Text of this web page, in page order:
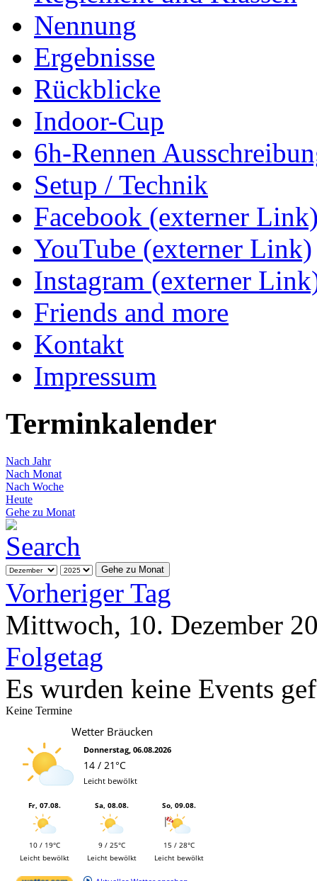
Nennung
Ergebnisse
Rückblicke
Indoor-Cup
6h-Rennen
Setup / Technik
Facebook (externer
YouTube (externer Link)
Instagram (externer
Friends and more
Kontakt
Impressum
Terminkalender
Nach Jahr
Nach Monat
Nach Woche
Heute
Gehe zu Monat
Gehe zu Monat
Vorheriger Tag
Mittwoch, 10. Dezember
Folgetag
Es wurden keine Events
Keine Termine
Wetter Bräucken
Donnerstag, 06.08.2026
14 / 21°C
Leicht bewölkt
Fr, 07.08.
10 / 19°C
Leicht bewölkt
Sa, 08.08.
9 / 25°C
Leicht bewölkt
So, 09.08.
15 / 28°C
Leicht bewölkt